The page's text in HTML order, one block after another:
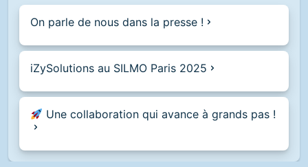
On parle de nous dans la presse !
iZySolutions au SILMO Paris 2025
Une collaboration qui avance à grands pas !